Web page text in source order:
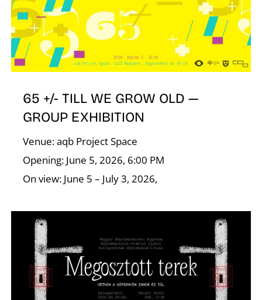
65 +/- TILL WE GROW OLD —
GROUP EXHIBITION
Venue: aqb Project Space
Opening: June 5, 2026, 6:00 PM
On view: June 5 – July 3, 2026,